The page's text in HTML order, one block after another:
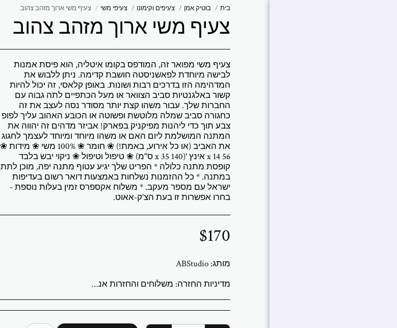
בית בוטיק אמן צעיפים וקימונו צעיפי משי צעיף משי ארוך מזהב צהוב
צעיף משי ארוך מזהב צהוב
צעיף משי מפואר זה, המודפס בקומו איטליה, הוא פיסת אמנות
לבישה מיוחדת לפאשניסטה חושבת קדימה. ניתן ללבוש את
המדהימה הזו בדרכים רבות ושונות. באופן קלאסי, זה יכול להיות
קשור באלגנטיות סביב הצוואר או מעל הכתפיים לתה גבוה עם
החברות שלך. עבור משהו קצת יותר מסודר נסה לעצב את זה
כחגורה סביב שמלה מלוטשת ופשוטה או הכובע האהוב עליך לפופ
צבע תוך כדי ליהנות מפיקניק בפארק! אביזר מדהים זה יהווה את
המתנה המושלמת ליום האם או משהו מיוחד ומיוחד לעצמך לחגוג
את האביב (או כל אירוע, באמת!) ❀ חומר ❀ 100% משי ❀ מידות ❀
56 x 14 אינץ '(140 x 35 ס"מ) ❀ טיפול וטיפול ❀ ניקוי יבש בלבד
קופסת מתנה כלולה * הפריט שלך יגיע עטוף מתנה יפה, מוכן לתת
במתנה. * כל ההזמנות נשלחות באמצעות דואר רשום בעדיפות
ישראל עם מספר מעקב. * משלוח אקספרס זמין בעלות נוספת -
בחרו אפשרות זו בעת הצ'ק-אאוט.
$170
מותג: ABStudio
מדיניות החזרה: משלוחים והחזרות אנו שולחים לכל העולם מגלריית ABStudio בישראל. הזמנות מעובדות תוך 3 עד 7 ימי עסקים. מספר מעקב יישלח לאחר משלוח ההזמנה. יצירות האמנות המקוריות נארזות באופן מקצועי ונשלחות מבוטחות במלואן. איסוף מקומי מהגלריה זמין בתיאום מראש. המחירים ללקוחות בישראל כוללים מע"מ. עבור הזמנות בינלאומיות, עשויים לחול מסי יבוא או מיסים מקומיים בעת המסירה. עמלות אלה הן באחריות הקונה. החזרות מתקבלות תוך 14 יום ממועד המסירה. יש להחזיר את יצירת האמנות במצבה ובאריזה המקוריים. משלוח וביטוח חזרה הם באחריות הקונה. אם יצירת האמנות שלך מגיעה פגומה, אנא צור איתנו קשר תוך 48 שעות. שאלות או צורך בסיוע שלח דוא"ל לכתובת abramovichp@gmail.com